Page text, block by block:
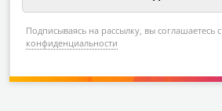
Подписываясь на рассылку, вы соглашаетесь с
конфиденциальности